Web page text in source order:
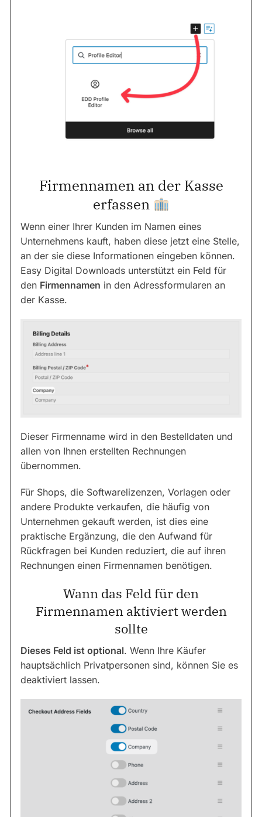
Firmennamen an der Kasse
erfassen
Wenn einer Ihrer Kunden im Namen eines
Unternehmens kauft, haben diese jetzt eine Stelle,
an der sie diese Informationen eingeben können.
Easy Digital Downloads unterstützt ein Feld für
den Firmennamen in den Adressformularen an
der Kasse.
Dieser Firmenname wird in den Bestelldaten und
allen von Ihnen erstellten Rechnungen
übernommen.
Für Shops, die Softwarelizenzen, Vorlagen oder
andere Produkte verkaufen, die häufig von
Unternehmen gekauft werden, ist dies eine
praktische Ergänzung, die den Aufwand für
Rückfragen bei Kunden reduziert, die auf ihren
Rechnungen einen Firmennamen benötigen.
Wann das Feld für den
Firmennamen aktiviert werden
sollte
Dieses Feld ist optional. Wenn Ihre Käufer
hauptsächlich Privatpersonen sind, können Sie es
deaktiviert lassen.